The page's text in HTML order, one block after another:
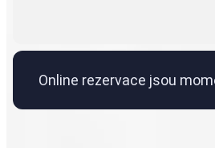
Online rezervace jsou